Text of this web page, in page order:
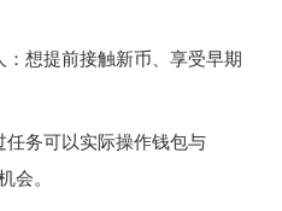
想提前接触新币、享受早期
务可以实际操作钱包与
会。